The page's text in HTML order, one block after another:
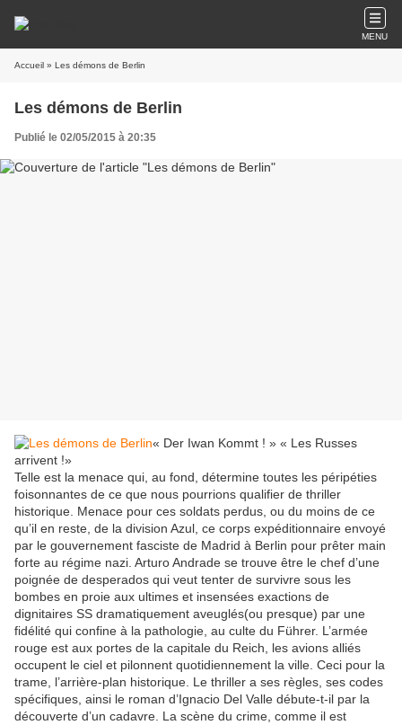
MENU
Accueil » Les démons de Berlin
Les démons de Berlin
Publié le 02/05/2015 à 20:35
« Der Iwan Kommt ! » « Les Russes
arrivent !»
Telle est la menace qui, au fond, détermine toutes les péripéties
foisonnantes de ce que nous pourrions qualifier de thriller
historique. Menace pour ces soldats perdus, ou du moins de ce
qu’il en reste, de la division Azul, ce corps expéditionnaire envoyé
par le gouvernement fasciste de Madrid à Berlin pour prêter main
forte au régime nazi. Arturo Andrade se trouve être le chef d’une
poignée de desperados qui veut tenter de survivre sous les
bombes en proie aux ultimes et insensées exactions de
dignitaires SS dramatiquement aveuglés(ou presque) par une
fidélité qui confine à la pathologie, au culte du Führer. L’armée
rouge est aux portes de la capitale du Reich, les avions alliés
occupent le ciel et pilonnent quotidiennement la ville. Ceci pour la
trame, l’arrière-plan historique. Le thriller a ses règles, ses codes
spécifiques, ainsi le roman d’Ignacio Del Valle débute-t-il par la
découverte d’un cadavre. La scène du crime, comme il est